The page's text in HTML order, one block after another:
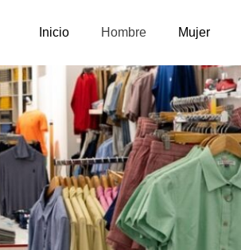
Inicio Hombre Mujer